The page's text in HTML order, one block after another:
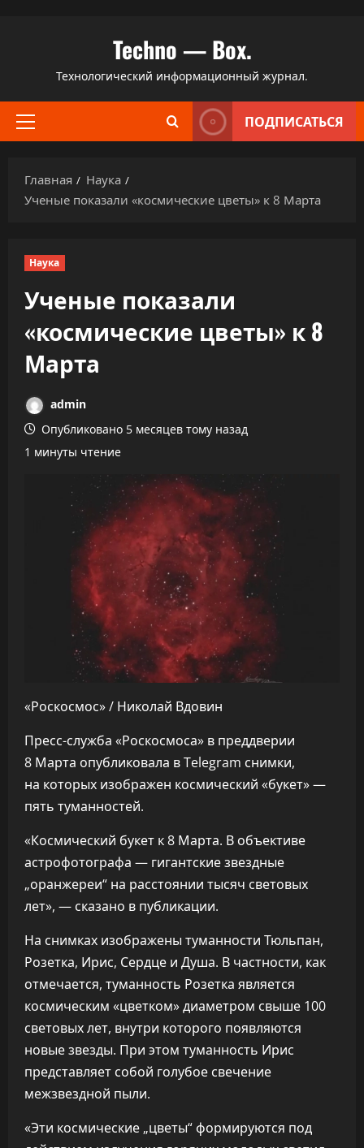
содержимому
Techno — Box.
Технологический информационный журнал.
Основное
ПОДПИСАТЬСЯ
Главная
Наука
Ученые показали «космические цветы» к 8 Марта
Наука
Ученые показали
«космические цветы» к 8
Марта
admin
Опубликовано 5 месяцев тому назад
1 минуты чтение
«Роскосмос» / Николай Вдовин
Пресс-служба «Роскосмоса» в преддверии
8 Марта опубликовала в Telegram снимки,
на которых изображен космический «букет» —
пять туманностей.
«Космический букет к 8 Марта. В объективе
астрофотографа — гигантские звездные
„оранжереи“ на расстоянии тысяч световых
лет», — сказано в публикации.
На снимках изображены туманности Тюльпан,
Розетка, Ирис, Сердце и Душа. В частности, как
отмечается, туманность Розетка является
космическим «цветком» диаметром свыше 100
световых лет, внутри которого появляются
новые звезды. При этом туманность Ирис
представляет собой голубое свечение
межзвездной пыли.
«Эти космические „цветы“ формируются под